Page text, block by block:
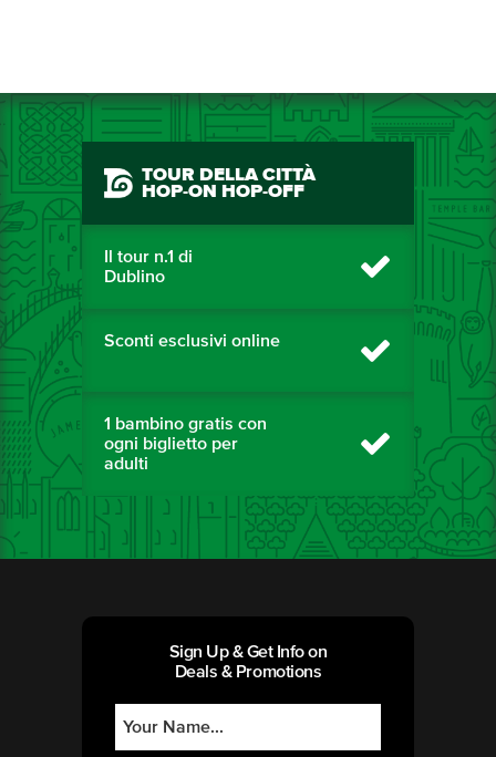
TOUR DELLA CITTÀ
HOP-ON HOP-OFF
Il tour n.1 di
Dublino
Sconti esclusivi online
1 bambino gratis con
ogni biglietto per
adulti
Sign Up & Get Info on
Deals & Promotions